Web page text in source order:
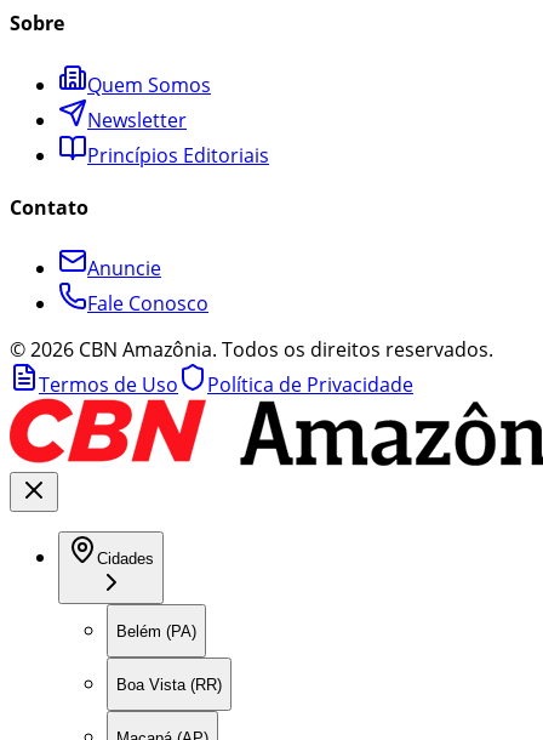
Sobre
Quem Somos
Newsletter
Princípios Editoriais
Contato
Anuncie
Fale Conosco
©2026 CBN Amazônia. Todos os direitos reservados.
Termos de Uso
Política de Privacidade
Cidades
Belém (PA)
Boa Vista (RR)